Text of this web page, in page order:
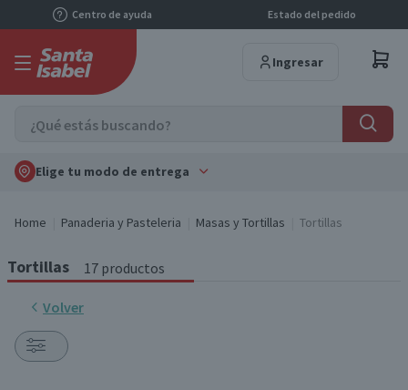
Centro de ayuda Estado del pedido
Ingresar
Elige tu modo de entrega
Home Panaderia y Pasteleria Masas y Tortillas Tortillas
Tortillas 17 productos
Volver